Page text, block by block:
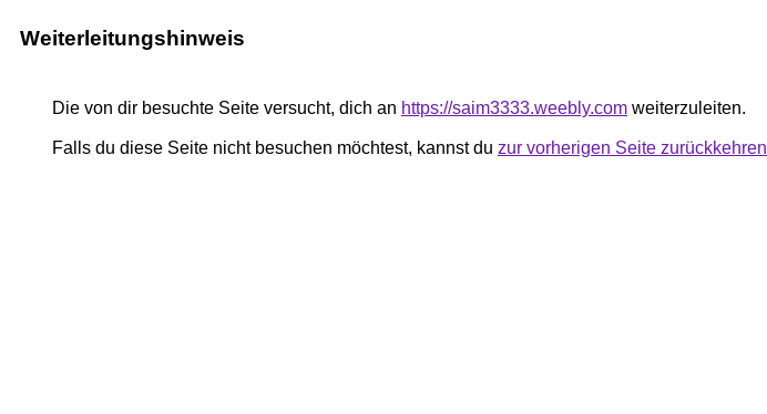
Weiterleitungshinweis
Die von dir besuchte Seite versucht, dich an https://saim3333.weebly.com weiterzuleiten.
Falls du diese Seite nicht besuchen möchtest, kannst du zur vorherigen Seite zurückkehren